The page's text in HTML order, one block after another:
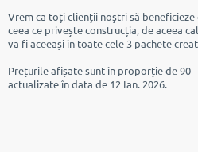
Vrem ca toți clienții noștri să beneficieze
ceea ce privește construcția, de aceea
va fi aceeași în toate cele 3 pachete
Prețurile afișate sunt în proporție de 90
actualizate în data de 12 Ian. 2026.